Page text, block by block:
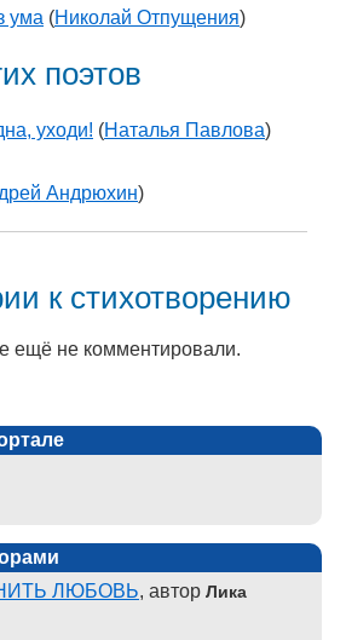
ума (Николай Отпущения)
поэтов
уходи! (Наталья Павлова)
Андрюхин)
к стихотворению
ещё не комментировали.
ЛЮБОВЬ, автор Лика